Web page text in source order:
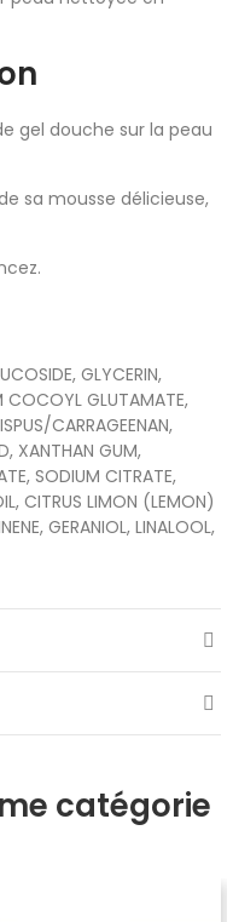
gel douche sur la peau
sa mousse délicieuse,
GLYCERIN,
COCOYL GLUTAMATE,
CARRAGEENAN,
XANTHAN GUM,
SODIUM CITRATE,
CITRUS LIMON (LEMON)
GERANIOL, LINALOOL,
catégorie